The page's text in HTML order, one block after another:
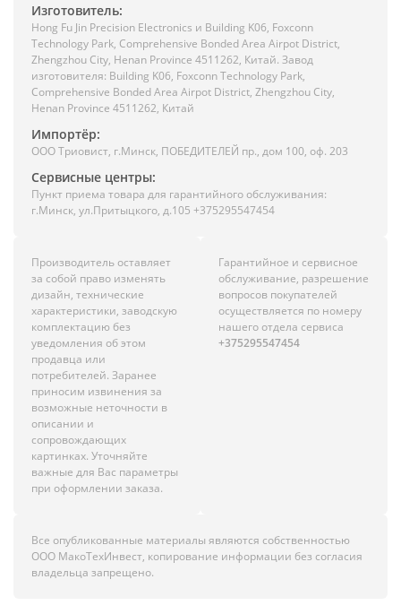
Изготовитель:
Hong Fu Jin Precision Electronics и Building K06, Foxconn
Technology Park, Comprehensive Bonded Area Airpot District,
Zhengzhou City, Henan Province 4511262, Китай. Завод
изготовителя: Building K06, Foxconn Technology Park,
Comprehensive Bonded Area Airpot District, Zhengzhou City,
Henan Province 4511262, Китай
Импортёр:
ООО Триовист, г.Минск, ПОБЕДИТЕЛЕЙ пр., дом 100, оф. 203
Сервисные центры:
Пункт приема товара для гарантийного обслуживания:
г.Минск, ул.Притыцкого, д.105 +375295547454
Производитель оставляет
за собой право изменять
дизайн, технические
характеристики, заводскую
комплектацию без
уведомления об этом
продавца или
потребителей. Заранее
приносим извинения за
возможные неточности в
описании и
сопровождающих
картинках. Уточняйте
важные для Вас параметры
при оформлении заказа.
Гарантийное и сервисное
обслуживание, разрешение
вопросов покупателей
осуществляется по номеру
нашего отдела сервиса
+375295547454
Все опубликованные материалы являются собственностью
ООО МакоТехИнвест, копирование информации без согласия
владельца запрещено.